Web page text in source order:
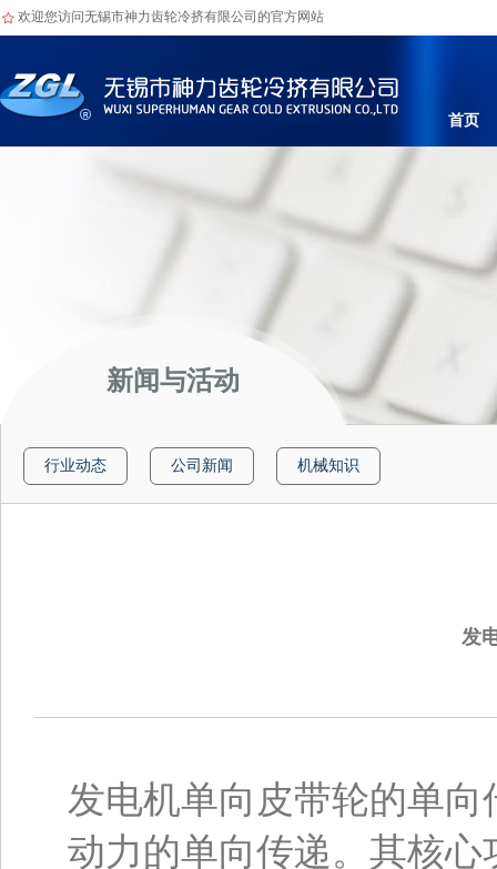
欢迎您访问无锡市神力齿轮冷挤有限公司的官方网站
首页
新闻与活动
行业动态 公司新闻 机械知识
发
发电机单向皮带轮的单
动力的单向传递。其核